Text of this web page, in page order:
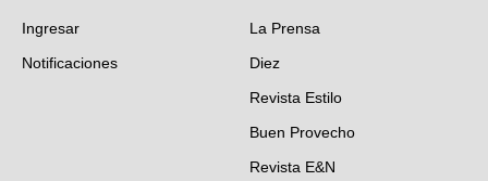
Deportes
Videos
Ingresar
Notificaciones
La Prensa
Diez
Revista Estilo
Buen Provecho
Revista E&N